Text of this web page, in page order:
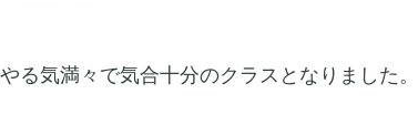
る気満々で気合十分のクラスとなりました。